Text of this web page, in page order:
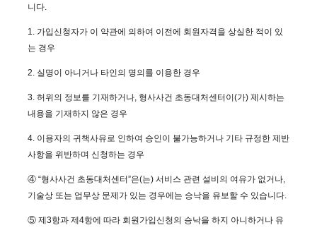
니다.
1. 가입신청자가 이 약관에 의하여 이전에 회원자격을 상실한 적이 있
는 경우
2. 실명이 아니거나 타인의 명의를 이용한 경우
3. 허위의 정보를 기재하거나, 형사사건 초동대처센터이(가) 제시하는
내용을 기재하지 않은 경우
4. 이용자의 귀책사유로 인하여 승인이 불가능하거나 기타 규정한 제반
사항을 위반하며 신청하는 경우
④ “형사사건 초동대처센터”은(는) 서비스 관련 설비의 여유가 없거나,
기술상 또는 업무상 문제가 있는 경우에는 승낙을 유보할 수 있습니다.
⑤ 제3항과 제4항에 따라 회원가입신청의 승낙을 하지 아니하거나 유